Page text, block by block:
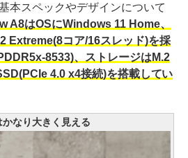
本スペックやデザインについて
A8はOSにWindows 11 Home、
Extreme(8コア/16スレッド)を採
8533)、ストレージはM.2
4.0 x4接続)を搭載してい
かなり大きく見える